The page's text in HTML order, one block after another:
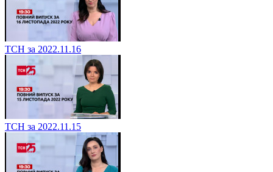
ТСН за 2022.11.16
ТСН за 2022.11.15